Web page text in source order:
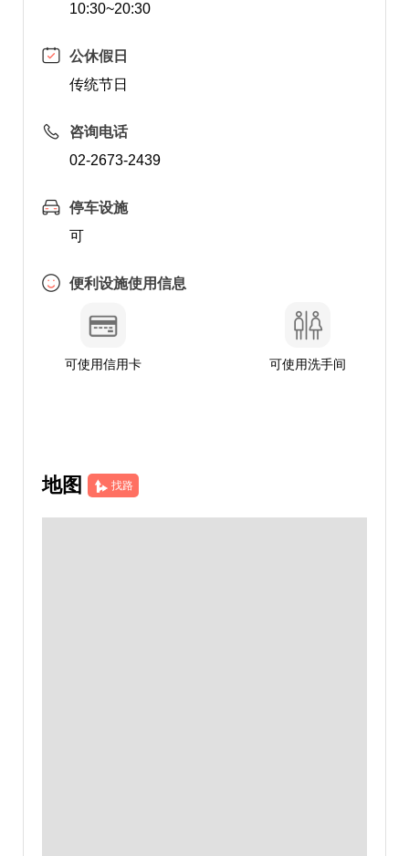
10:30~20:30
公休假日
传统节日
咨询电话
02-2673-2439
停车设施
可
便利设施使用信息
可使用信用卡 可使用洗手间
地图 找路